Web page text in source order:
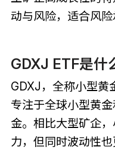
动与风险，适合风险
GDXJ ETF是什
GDXJ，全称小型黄
专注于全球小型黄
金。相比大型矿企
力，但同时波动性